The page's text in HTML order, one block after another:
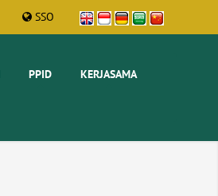
SSO
PPID KERJASAMA